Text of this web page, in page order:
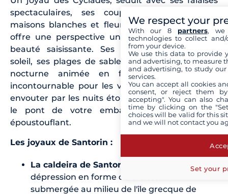
spectaculaires, ses coupoles bleues et ses
maisons blanches et fleuries. Arriver en bateau
offre une perspective unique sur cette île à la
beauté saisissante. Ses célèbres couchers de
soleil, ses plages de sable noir et son ambiance
nocturne animée en font une destination
incontournable pour les voyageurs. Laissez-vous
envouter par les nuits étoilées et admirez depuis
le pont de votre embarcation ce spectacle
époustouflant.
Les joyaux de Santorin :
La caldeira de Santorin
est une immense
dépression en forme de croissant
submergée au milieu de l'île grecque de
We respect your
With our 8 partners, we
technologies to collect
from your device.
We use this data to provide
and advertising, to measure
and advertising, to study
services.
You can accept all cookies
consent, or reject them
accepting". You can also
time by clicking on the
choices will be valid for this
and we will not contact you
Set your